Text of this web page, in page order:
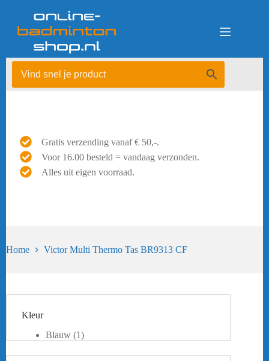
Gratis verzending vanaf € 50,-.
Voor 16.00 besteld = vandaag verzonden.
Alles uit eigen voorraad.
Home Victor Multi Thermo Tas BR9313 CF
Kleur
Blauw (1)